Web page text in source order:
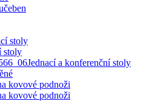
stoly
stoly
Jednací a konferenční stoly
kovové podnoži
kovové podnoži